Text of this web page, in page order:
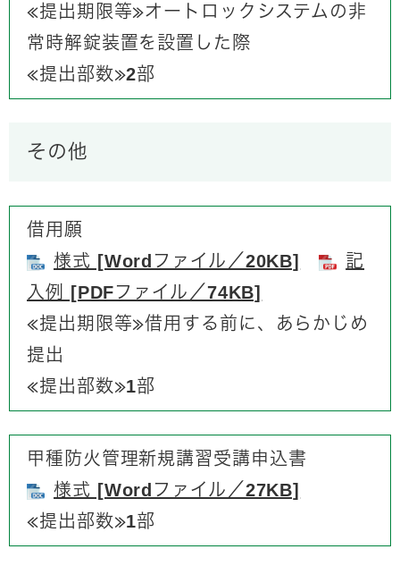
≪提出期限等≫​​オートロックシステムの非
常時解錠装置を設置した際
​​≪提出部数≫2部
その他
借用願​
様式 [Wordファイル／20KB]
記
入例 [PDFファイル／74KB]
≪提出期限等≫​借用する前に、あらかじめ
提出
​≪提出部数≫1部
甲種防火管理新規講習受講申込書
様式 [Wordファイル／27KB]
≪提出部数≫1部​